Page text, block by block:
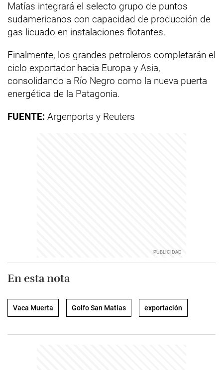
Matías integrará el selecto grupo de puntos
sudamericanos con capacidad de producción de
gas licuado en instalaciones flotantes.
Finalmente, los grandes petroleros completarán el
ciclo exportador hacia Europa y Asia,
consolidando a Río Negro como la nueva puerta
energética de la Patagonia.
FUENTE: Argenports y Reuters
En esta nota
Vaca Muerta Golfo San Matías exportación